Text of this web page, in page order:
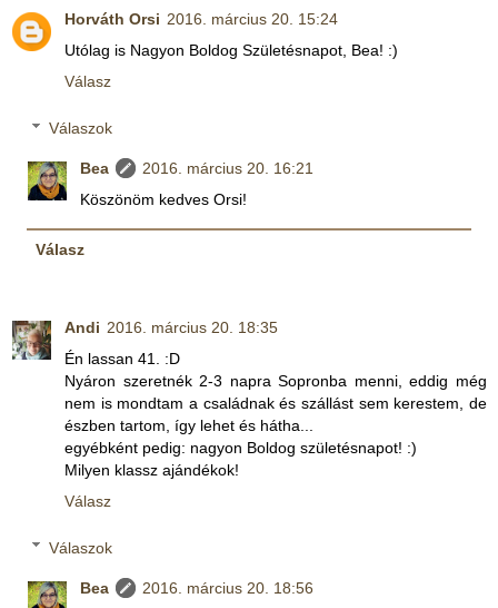
Horváth Orsi 2016. március 20. 15:24
Utólag is Nagyon Boldog Születésnapot, Bea! :)
Válasz
Válaszok
Bea
2016. március 20. 16:21
Köszönöm kedves Orsi!
Válasz
Andi 2016. március 20. 18:35
Én lassan 41. :D
Nyáron szeretnék 2-3 napra Sopronba menni, eddig még
nem is mondtam a családnak és szállást sem kerestem, de
észben tartom, így lehet és hátha...
egyébként pedig: nagyon Boldog születésnapot! :)
Milyen klassz ajándékok!
Válasz
Válaszok
Bea
2016. március 20. 18:56